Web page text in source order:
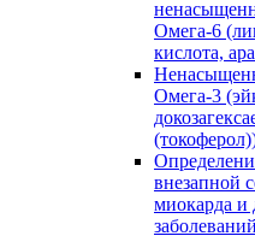
Омега-6
кислота,
Омега-3
внезапной
миокарда и